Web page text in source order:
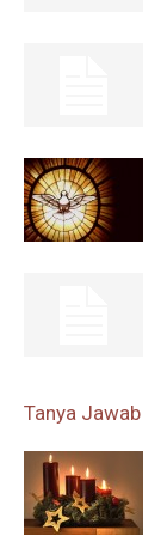
Tanya Jawab